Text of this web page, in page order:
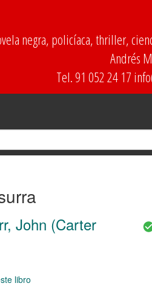
negra, policíaca, thriller,
Andrés
Tel. 91 052 24 17
John (Carter
libro